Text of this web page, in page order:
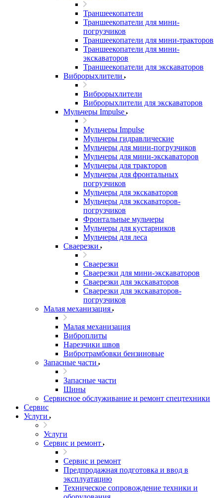
Траншеекопатели
Траншеекопатели для мини-
погрузчиков
Траншеекопатели для мини-тракторов
Траншеекопатели для мини-
экскаваторов
Траншеекопатели для экскаваторов
Виброрыхлители
Виброрыхлители
Виброрыхлители для экскаваторов
Мульчеры Impulse
Мульчеры Impulse
Мульчеры гидравлические
Мульчеры для мини-погрузчиков
Мульчеры для мини-экскаваторов
Мульчеры для тракторов
Мульчеры для фронтальных
погрузчиков
Мульчеры для экскаваторов
Мульчеры для экскаваторов-
погрузчиков
Фронтальные мульчеры
Мульчеры для кустарников
Мульчеры для леса
Сваерезки
Сваерезки
Сваерезки для мини-экскаваторов
Сваерезки для экскаваторов
Сваерезки для экскаваторов-
погрузчиков
Малая механизация
Малая механизация
Виброплиты
Нарезчики швов
Вибротрамбовки бензиновые
Запасные части
Запасные части
Шины
Сервисное обслуживание и ремонт спецтехники
Сервис
Услуги
Услуги
Сервис и ремонт
Сервис и ремонт
Предпродажная подготовка и ввод в
эксплуатацию
Техническое сопровождение техники и